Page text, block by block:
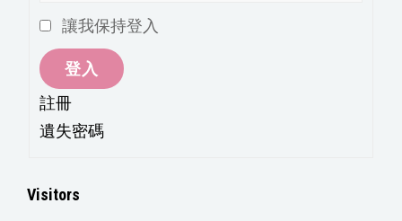
讓我保持登入
登入
註冊
遺失密碼
Visitors